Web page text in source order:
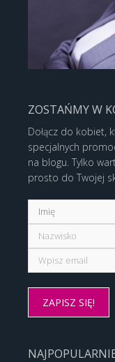
ZOSTAŃMY W
Dołącz do kobiet,
specjalnych
na blogu. Tylko
prosto do Twojej